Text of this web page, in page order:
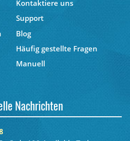
Kontaktiere uns
Support
Blog
Häufig gestellte Fragen
Manuell
Nachrichten